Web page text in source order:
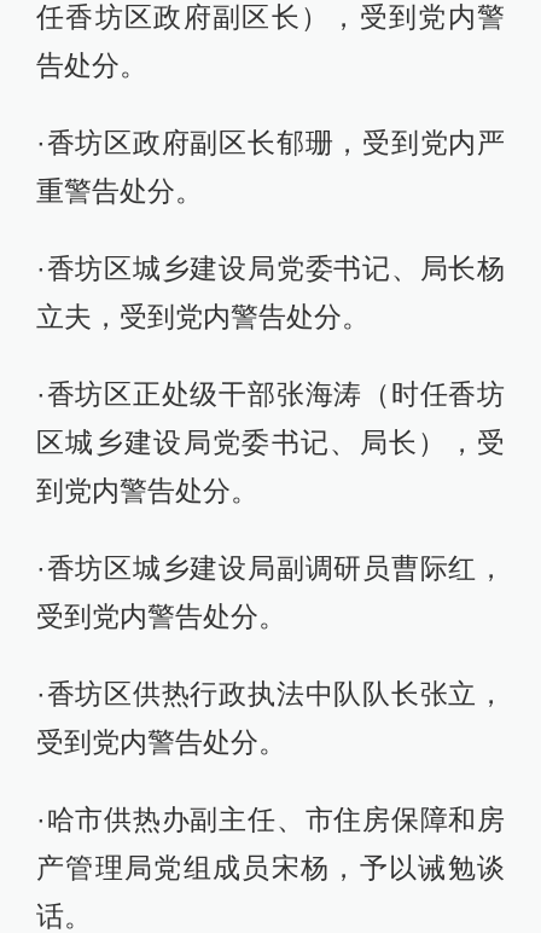
任香坊区政府副区长），受到党内警
告处分。
·香坊区政府副区长郁珊，受到党内严
重警告处分。
·香坊区城乡建设局党委书记、局长杨
立夫，受到党内警告处分。
·香坊区正处级干部张海涛（时任香坊
区城乡建设局党委书记、局长），受
到党内警告处分。
·香坊区城乡建设局副调研员曹际红，
受到党内警告处分。
·香坊区供热行政执法中队队长张立，
受到党内警告处分。
·哈市供热办副主任、市住房保障和房
产管理局党组成员宋杨，予以诫勉谈
话。